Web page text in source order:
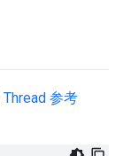
Thread 参考